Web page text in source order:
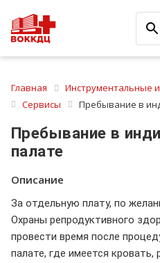
Главная Инструментальные
Сервисы
Пребывание в
Пребывание в
палате
Описание
За отдельную плату, по
Охраны репродуктивного
провести время после
палате, где имеется кровать,